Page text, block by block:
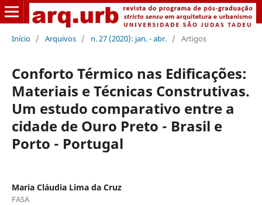
Início / Arquivos / n. 27 (2020): jan. - abr. / Artigos
Conforto Térmico nas Edificações:
Materiais e Técnicas Construtivas.
Um estudo comparativo entre a
cidade de Ouro Preto - Brasil e
Porto - Portugal
Maria Cláudia Lima da Cruz
FASA